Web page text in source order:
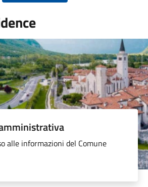
alle informazioni del Comune